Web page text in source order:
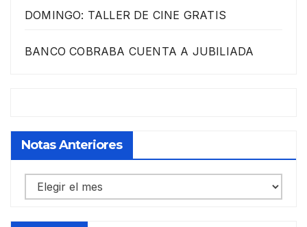
DOMINGO: TALLER DE CINE GRATIS
BANCO COBRABA CUENTA A JUBILIADA
Notas Anteriores
Notas
anteriores